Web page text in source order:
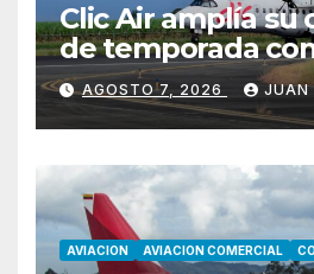
Clic Air amplía su
de temporada
rutas hacia
AGOSTO 7, 2026 JUAN
AVIACION AVIACION COMERCIAL